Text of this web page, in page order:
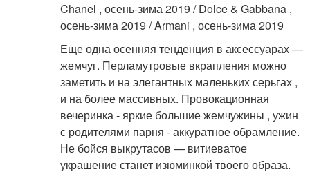
Chanel , осень-зима 2019 / Dolce & Gabbana ,
осень-зима 2019 / Armani , осень-зима 2019
Еще одна осенняя тенденция в аксессуарах —
жемчуг. Перламутровые вкрапления можно
заметить и на элегантных маленьких серьгах ,
и на более массивных. Провокационная
вечеринка - яркие большие жемчужины , ужин
с родителями парня - аккуратное обрамление.
Не бойся выкрутасов — витиеватое
украшение станет изюминкой твоего образа.